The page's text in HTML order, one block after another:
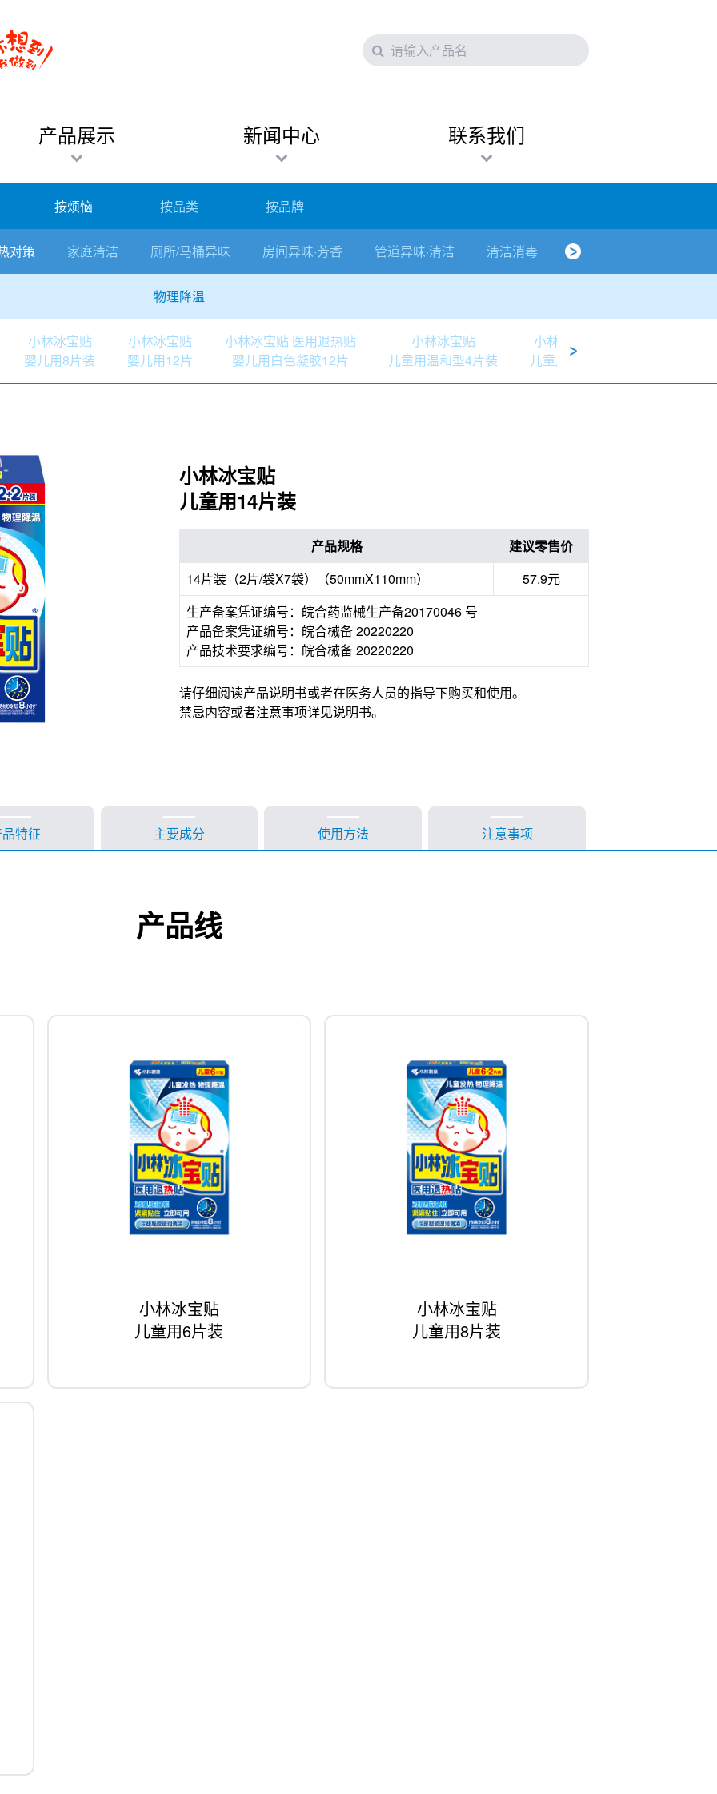
产品展示 新闻中心 联系我们
按烦恼 按品类 按品牌
对策 家庭清洁 厕所/马桶异味 房间异味·芳香 管道异味·清洁 清洁消毒 口腔护理
物理降温
小林冰宝贴
婴儿用8片装
小林冰宝贴
婴儿用12片
小林冰宝贴 医用退热贴
婴儿用白色凝胶12片
小林冰宝贴
儿童用温和型4片装
小林冰宝贴
儿童用6片装
小林冰宝贴
儿童用14片装
产品规格
建议零售价
14片装（2片/袋X7袋）（50mmX110mm）
57.9元
生产备案凭证编号：皖合药监械生产备20170046 号
产品备案凭证编号：皖合械备 20220220
产品技术要求编号：皖合械备 20220220
请仔细阅读产品说明书或者在医务人员的指导下购买和使用。
禁忌内容或者注意事项详见说明书。
特征 主要成分 使用方法 注意事项
产品线
小林冰宝贴
儿童用6片装
小林冰宝贴
儿童用8片装